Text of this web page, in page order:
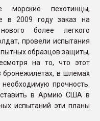
морские пехотинцы,
в 2009 году заказ на
более легкого
провели испытания
образцов защиты,
на то, что этот
бронежилетах, в шлемах
прочность.
в Армию США в
испытаний эти планы